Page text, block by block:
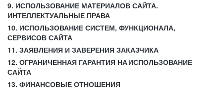
9. ИСПОЛЬЗОВАНИЕ МАТЕРИАЛОВ САЙТА.
ИНТЕЛЛЕКТУАЛЬНЫЕ ПРАВА
10. ИСПОЛЬЗОВАНИЕ СИСТЕМ, ФУНКЦИОНАЛА,
СЕРВИСОВ САЙТА
11. ЗАЯВЛЕНИЯ И ЗАВЕРЕНИЯ ЗАКАЗЧИКА
12. ОГРАНИЧЕННАЯ ГАРАНТИЯ НА ИСПОЛЬЗОВАНИЕ
САЙТА
13. ФИНАНСОВЫЕ ОТНОШЕНИЯ